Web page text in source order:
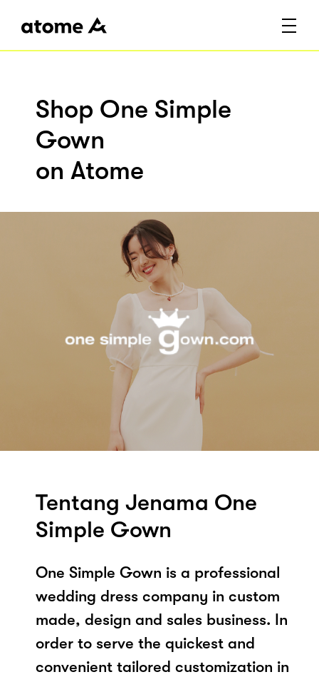
Shop One Simple
Gown
on Atome
Tentang Jenama One
Simple Gown
One Simple Gown is a professional
wedding dress company in custom
made, design and sales business. In
order to serve the quickest and
convenient tailored customization in